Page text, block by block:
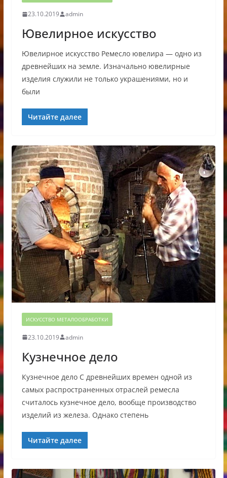
23.10.2019 admin
Ювелирное искусство
Ювелирное искусство Ремесло ювелира — одно из
древнейших на земле. Изначально ювелирные
изделия служили не только украшениями, но и
были
Читайте далее
ИСКУССТВО МЕТАЛООБРАБОТКИ
23.10.2019 admin
Кузнечное дело
Кузнечное дело С древнейших времен одной из
самых распространенных отраслей ремесла
считалось кузнечное дело, вообще производство
изделий из железа. Однако степень
Читайте далее